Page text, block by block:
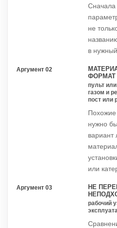
Сначала
не
в нужный
Аргумент 02
пульт
газом и
пост или
Похожие
нужно
вариант
или
Аргумент 03
НЕ
рабочий